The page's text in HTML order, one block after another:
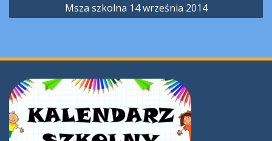
Msza szkolna 14 września 2014